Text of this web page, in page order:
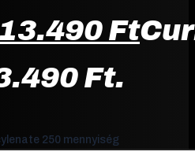
13.490 Ft
Ft.
250 mennyiség